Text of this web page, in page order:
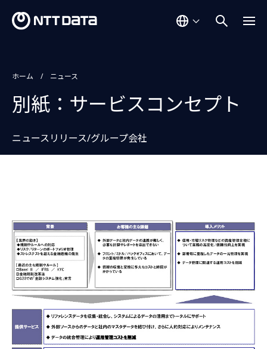
ホーム ニュース
別紙：サービスコンセプト
ニュースリリース/グループ会社